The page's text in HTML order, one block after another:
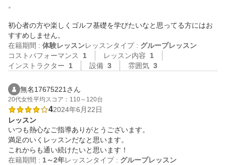
。
初心者の方や楽しくゴルフ基礎を学びたいなと思ってる方にはお
すすめしません。
在籍期間 : 体験レッスンレッスンタイプ : グループレッスン
コストパフォーマンス
1 レッスン内容
1
インストラクター
1 設備 3 雰囲気 3
無名17675221さん
20代女性平均スコア：110～120台
42024年6月22日
レッスン
いつも熱心なご指導ありがとうございます。
満足のいくレッスンだなと思います。
これからも通い続けたいと思います！
在籍期間 : 1～2年レッスンタイプ : グループレッスン